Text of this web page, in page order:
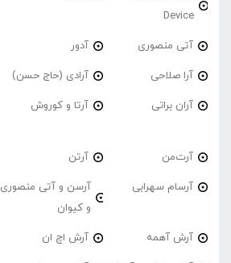
Device
آتی منصوری آدور
آرا صلاحی آرادی (حاج حسن)
آران براتی آرتا و کوروش
آرت‌من آرتن
آرسام سهرابی
آرسن و آتی منصوری
و کیوان
آرش آهمه آرش اچ ان